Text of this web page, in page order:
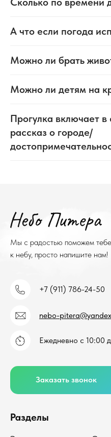
А что если погода
Можно ли брать
Можно ли детям на
Прогулка включает в
рассказ о городе/
Разделы
Мы с радостью поможем
к небу, просто напишите нам!
Контакты
+7 (911) 786-24-50
nebo-
Ежедневно с 10:00
Заказать звонок